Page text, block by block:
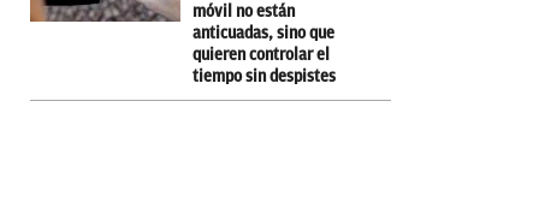
móvil no están
anticuadas, sino que
quieren controlar el
tiempo sin despistes